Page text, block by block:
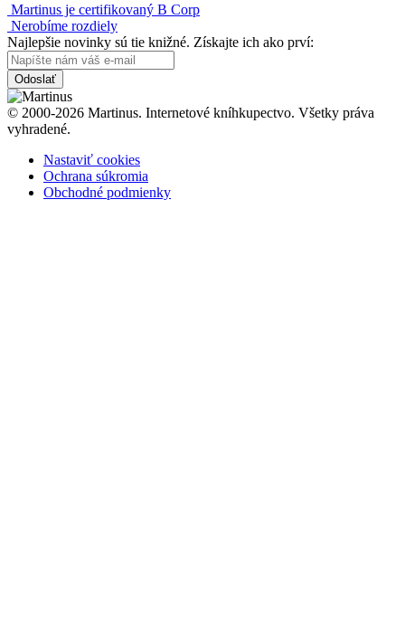
Martinus je certifikovaný B Corp
Nerobíme rozdiely
Najlepšie novinky sú tie knižné. Získajte ich ako prví:
Odoslať
© 2000-2026 Martinus. Internetové kníhkupectvo. Všetky práva
vyhradené.
Nastaviť cookies
Ochrana súkromia
Obchodné podmienky